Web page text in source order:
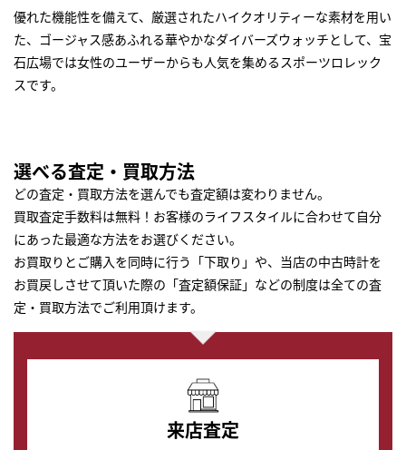
優れた機能性を備えて、厳選されたハイクオリティーな素材を用い
た、ゴージャス感あふれる華やかなダイバーズウォッチとして、宝
石広場では女性のユーザーからも人気を集めるスポーツロレック
スです。
選べる査定・買取方法
どの査定・買取方法を選んでも査定額は変わりません。
買取査定手数料は無料！お客様のライフスタイルに合わせて自分
にあった最適な方法をお選びください。
お買取りとご購入を同時に行う「下取り」や、当店の中古時計を
お買戻しさせて頂いた際の「査定額保証」などの制度は全ての査
定・買取方法でご利用頂けます。
来店査定